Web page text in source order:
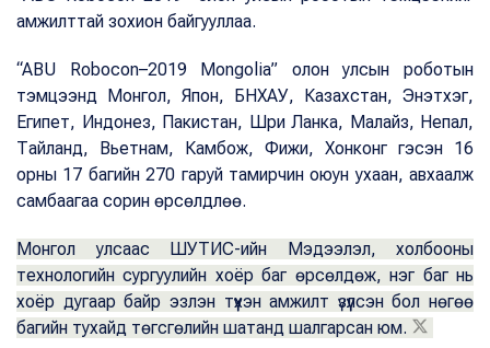
амжилттай зохион байгууллаа.
“ABU Robocon–2019 Mongolia” олон улсын роботын
тэмцээнд Монгол, Япон, БНХАУ, Казахстан, Энэтхэг,
Египет, Индонез, Пакистан, Шри Ланка, Малайз, Непал,
Тайланд, Вьетнам, Камбож, Фижи, Хонконг гэсэн 16
орны 17 багийн 270 гаруй тамирчин оюун ухаан, авхаалж
самбаагаа сорин өрсөлдлөө.
Монгол улсаас ШУТИС-ийн Мэдээлэл, холбооны
технологийн сургуулийн хоёр баг өрсөлдөж, нэг баг нь
хоёр дугаар байр эзлэн түүхэн амжилт үзүүлсэн бол нөгөө
багийн тухайд төгсгөлийн шатанд шалгарсан юм.